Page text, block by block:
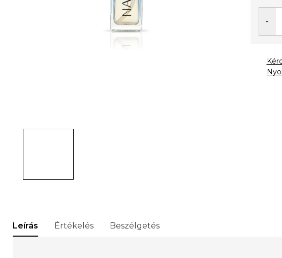
Leírás Értékelés Beszélgetés